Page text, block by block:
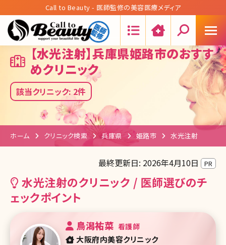
Call to Beauty - 医師監修の美容医療メディア
【水光注射】兵庫県姫路市のおすす
めクリニック
該当クリニック: 2件
ホーム クリニック検索 兵庫県 姫路市 水光注射
最終更新日: 2026年4月10日 PR
水光注射のクリニック / 医師選びのチ
ェックポイント
鳥潟祐菜 看護師
大阪府内美容クリニック